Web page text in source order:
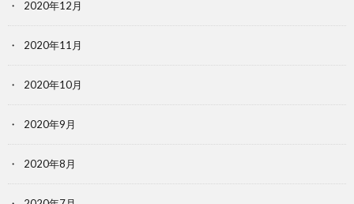
2020年12月
2020年11月
2020年10月
2020年9月
2020年8月